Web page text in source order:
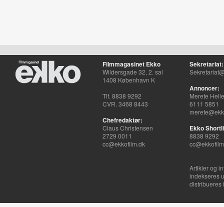
Filmmagasinet Ekko
Wildersgade 32, 2. sal
1408 København K
Tlf. 8838 9292
CVR. 3468 8443
Chefredaktør:
Claus Christensen
2729 0011
cc@ekkofilm.dk
Sekretariat:
Annoncer:
Merete
6111 5851
Ekko
8838 9292
Artikler og
indekseres
distribueres